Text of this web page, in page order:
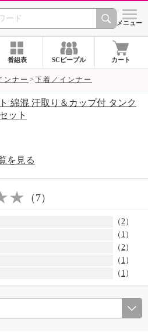
CHANNEL シメニュー
番組表 SCピープル カート
ンナー 下着／インナー
綿混 汗取り＆カップ付 タンク
ット
を見る
（7）
（2）
（ 1 ）
（2）
（ 1 ）
（ 1 ）